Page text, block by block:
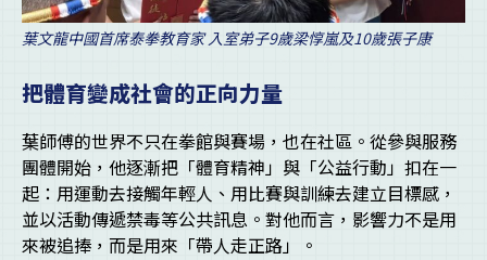
葉文龍中國首席泰拳教育家 入室弟子9歲梁惇嵐及10歲張子康
把體育變成社會的正向力量
葉師傅的世界不只在拳館與賽場，也在社區。從參與服務
團體開始，他逐漸把「體育精神」與「公益行動」扣在一
起：用運動去接觸年輕人、用比賽與訓練去建立目標感，
並以活動傳遞禁毒等公共訊息。對他而言，影響力不是用
來被追捧，而是用來「帶人走正路」。